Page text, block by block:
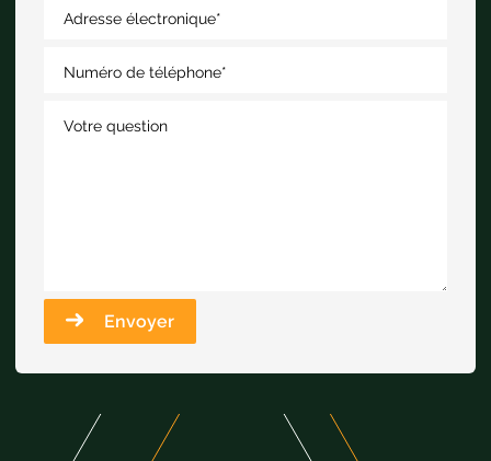
Adresse électronique*
Numéro de téléphone*
Votre question
Envoyer